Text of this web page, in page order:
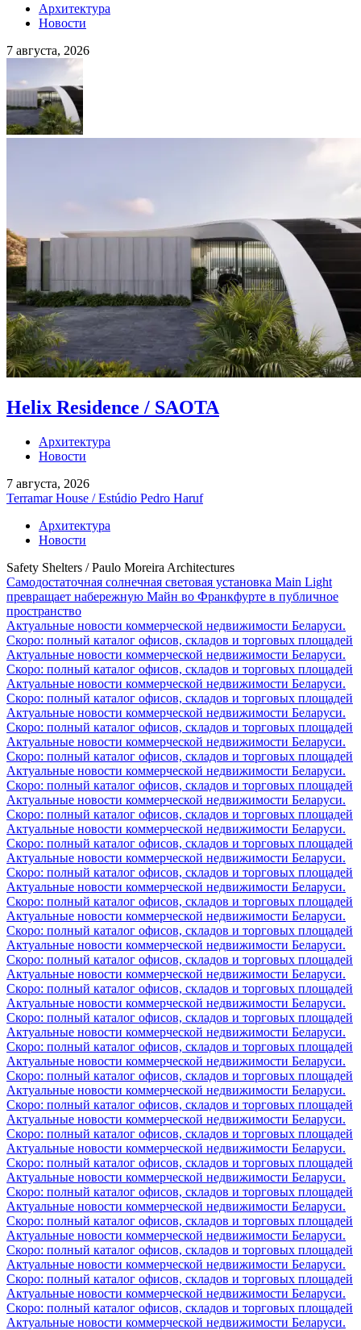
Архитектура
Новости
7 августа, 2026
Helix Residence / SAOTA
Архитектура
Новости
7 августа, 2026
Terramar House / Estúdio Pedro Haruf
Архитектура
Новости
Safety Shelters / Paulo Moreira Architectures
Самодостаточная солнечная световая установка Main Light
превращает набережную Майн во Франкфурте в публичное
пространство
Актуальные новости коммерческой недвижимости Беларуси.
Скоро: полный каталог офисов, складов и торговых площадей
Актуальные новости коммерческой недвижимости Беларуси.
Скоро: полный каталог офисов, складов и торговых площадей
Актуальные новости коммерческой недвижимости Беларуси.
Скоро: полный каталог офисов, складов и торговых площадей
Актуальные новости коммерческой недвижимости Беларуси.
Скоро: полный каталог офисов, складов и торговых площадей
Актуальные новости коммерческой недвижимости Беларуси.
Скоро: полный каталог офисов, складов и торговых площадей
Актуальные новости коммерческой недвижимости Беларуси.
Скоро: полный каталог офисов, складов и торговых площадей
Актуальные новости коммерческой недвижимости Беларуси.
Скоро: полный каталог офисов, складов и торговых площадей
Актуальные новости коммерческой недвижимости Беларуси.
Скоро: полный каталог офисов, складов и торговых площадей
Актуальные новости коммерческой недвижимости Беларуси.
Скоро: полный каталог офисов, складов и торговых площадей
Актуальные новости коммерческой недвижимости Беларуси.
Скоро: полный каталог офисов, складов и торговых площадей
Актуальные новости коммерческой недвижимости Беларуси.
Скоро: полный каталог офисов, складов и торговых площадей
Актуальные новости коммерческой недвижимости Беларуси.
Скоро: полный каталог офисов, складов и торговых площадей
Актуальные новости коммерческой недвижимости Беларуси.
Скоро: полный каталог офисов, складов и торговых площадей
Актуальные новости коммерческой недвижимости Беларуси.
Скоро: полный каталог офисов, складов и торговых площадей
Актуальные новости коммерческой недвижимости Беларуси.
Скоро: полный каталог офисов, складов и торговых площадей
Актуальные новости коммерческой недвижимости Беларуси.
Скоро: полный каталог офисов, складов и торговых площадей
Актуальные новости коммерческой недвижимости Беларуси.
Скоро: полный каталог офисов, складов и торговых площадей
Актуальные новости коммерческой недвижимости Беларуси.
Скоро: полный каталог офисов, складов и торговых площадей
Актуальные новости коммерческой недвижимости Беларуси.
Скоро: полный каталог офисов, складов и торговых площадей
Актуальные новости коммерческой недвижимости Беларуси.
Скоро: полный каталог офисов, складов и торговых площадей
Актуальные новости коммерческой недвижимости Беларуси.
Скоро: полный каталог офисов, складов и торговых площадей
Актуальные новости коммерческой недвижимости Беларуси.
Скоро: полный каталог офисов, складов и торговых площадей
Актуальные новости коммерческой недвижимости Беларуси.
Скоро: полный каталог офисов, складов и торговых площадей
Актуальные новости коммерческой недвижимости Беларуси.
Скоро: полный каталог офисов, складов и торговых площадей
Актуальные новости коммерческой недвижимости Беларуси.